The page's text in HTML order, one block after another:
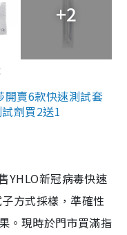
+2
開賣6款快速測試套
劑買2送1
YHLO新冠病毒快速
方式採樣，準確性
。現時於門市買滿指